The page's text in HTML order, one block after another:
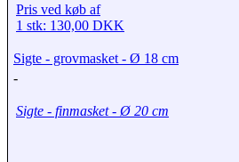
Pris ved køb af
1 stk: 130,00 DKK
Sigte - grovmasket - Ø 18 cm
-
Sigte - finmasket - Ø 20 cm